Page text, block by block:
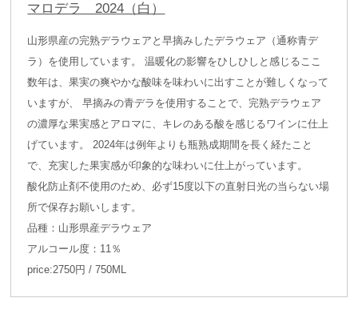
マロデラ 2024（白）
山形県産の完熟デラウェアと早摘みしたデラウェア（通称青デ
ラ）を使用しています。 温暖化の影響をひしひしと感じるここ
数年は、果実の爽やかな酸味を味わいに出すことが難しくなって
いますが、 早摘みの青デラを使用することで、完熟デラウェア
の濃厚な果実感とアロマに、キレのある酸を感じるワインに仕上
げています。 2024年は例年よりも瓶熟成期間を長く経たこと
で、充実した果実感が印象的な味わいに仕上がっています。
酸化防止剤不使用のため、必ず15度以下の直射日光の当らない場
所で保存お願いします。
品種：山形県産デラウェア
アルコール度：11％
price:2750円 / 750ML